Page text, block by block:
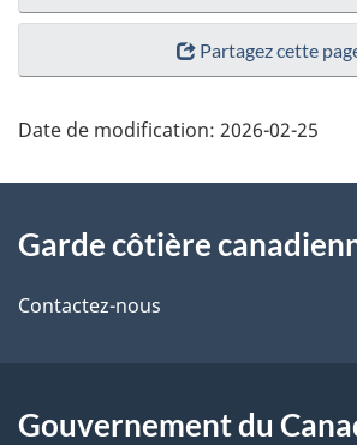
Partagez cette
Date de modification: 2026-02-25
propos
de
site
Garde côtière
Contactez-nous
Gouvernement du